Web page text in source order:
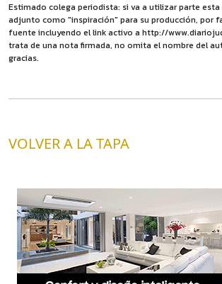
Estimado colega periodista: si va a utilizar parte
adjunto como "inspiración" para su producción, por
fuente incluyendo el link activo a http://
trata de una nota firmada, no omita el nombre del
gracias.
VOLVER A LA TAPA